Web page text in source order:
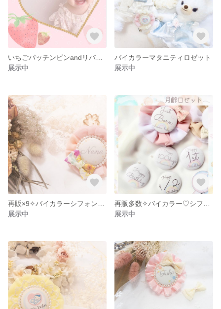
いちごパッチンピンandリバティパッチンピンセット♡
展示中
バイカラーマタニティロゼット
展示中
展示中
展示中